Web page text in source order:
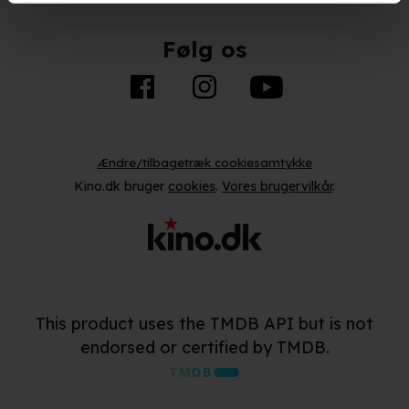
opnå målgruppeindsigt. Se mere information
Hvis du tillader det, vil vi også gerne:
Identificere din enhed baseret på en scanning af dens
unikke karakteristika (fingerprinting)
Du kan altid trække dit samtykke tilbage eller ændre
indstillinger fra vores "Cookiedeklaration". Dine valg
Vi bruger egne cookies og cookies fra tredjeparter til at
optimere dit besøg på vores hjemmeside. Det gør vi for
at sikre funktionalitet, generere statistik, huske dine
præferencer og til markedsføring.
Følg os
Ændre/tilbagetræk cookiesamtykke
Kino.dk bruger cookies. Vores brugervilkår.
This product uses the TMDB API but is not
endorsed or certified by TMDB.